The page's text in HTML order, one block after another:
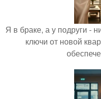
Я в браке, а у подруги -
ключи от новой